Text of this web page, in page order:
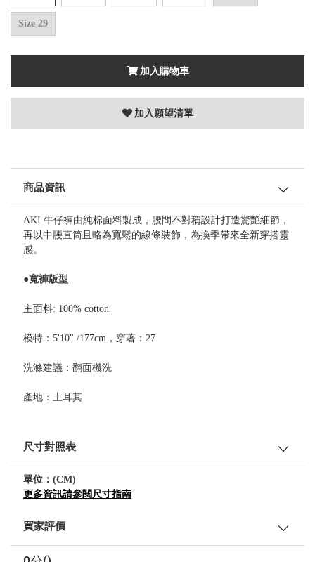
Size 29
加入購物車
加入願望清單
商品資訊
AKI 牛仔褲由純棉面料製成，腰間不對稱設計打造驚艷細節，
再以中腰直筒且略為寬鬆的線條裝飾，為換季帶來全新穿搭靈
感。
●寬褲版型
主面料: 100% cotton
模特：5'10" /177cm，穿著：27
洗滌建議：翻面機洗
產地：土耳其
尺寸對照表
單位：(CM)
更多資訊請參閱尺寸指南
買家評價